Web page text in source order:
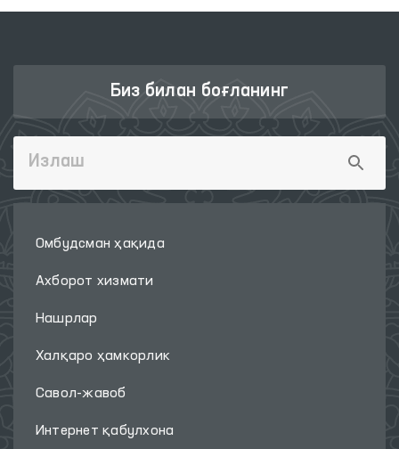
Биз билан боғланинг
Омбудсман ҳақида
Ахборот хизмати
Нашрлар
Халқаро ҳамкорлик
Савол-жавоб
Интернет қабулхона